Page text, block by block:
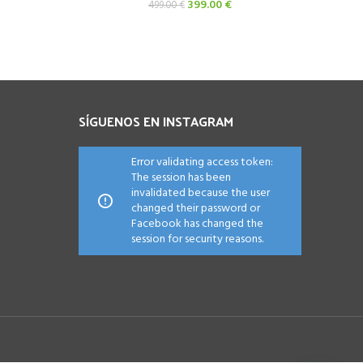
499.00€ El
399.00€El
SÍGUENOS EN INSTAGRAM
Error validating access token:
The session has been
invalidated because the user
changed their password or
Facebook has changed the
session for security reasons.